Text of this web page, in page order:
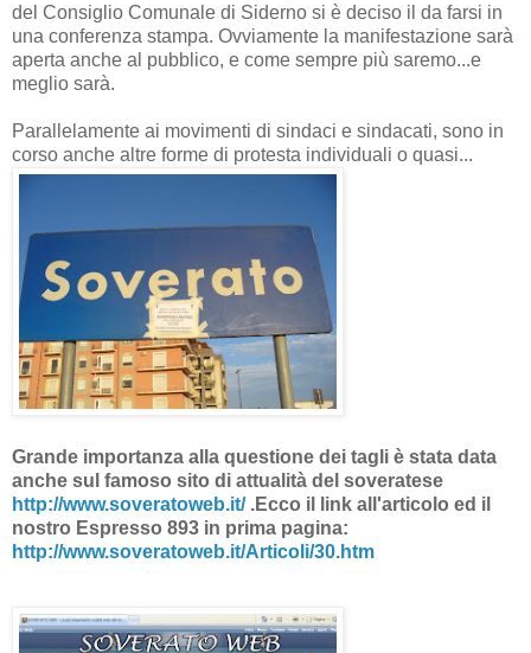
del Consiglio Comunale di Siderno si è deciso il da farsi in
una conferenza stampa. Ovviamente la manifestazione sarà
aperta anche al pubblico, e come sempre più saremo...e
meglio sarà.
Parallelamente ai movimenti di sindaci e sindacati, sono in
corso anche altre forme di protesta individuali o quasi...
Grande importanza alla questione dei tagli è stata data
anche sul famoso sito di attualità del soveratese
http://www.soveratoweb.it/.Ecco il link all'articolo ed il
nostro Espresso 893 in prima pagina:
http://www.soveratoweb.it/Articoli/30.htm